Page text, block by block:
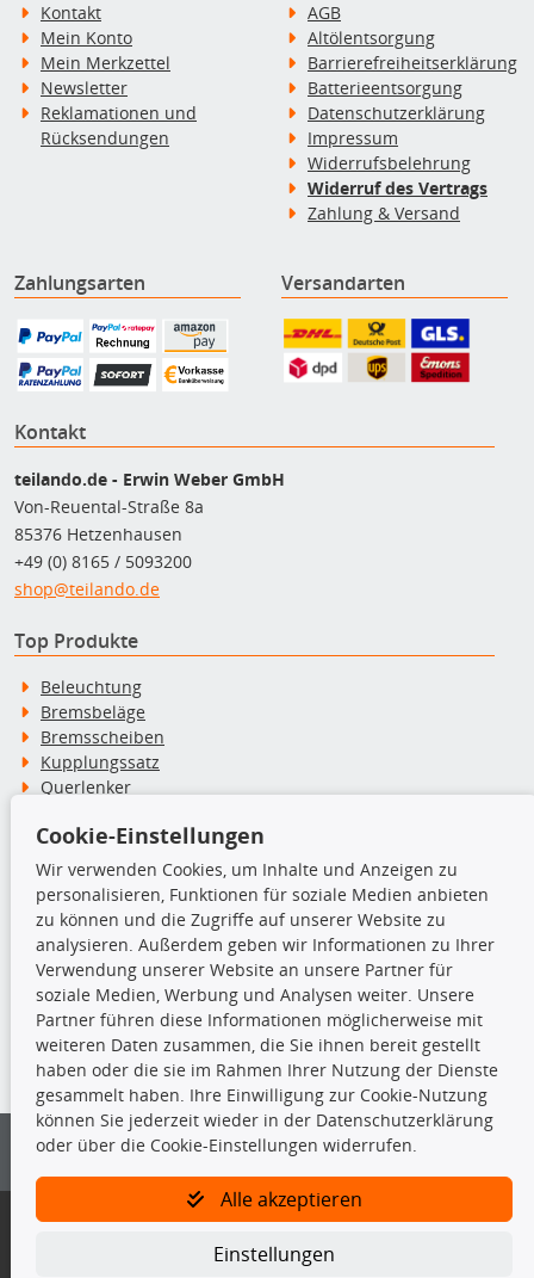
Kontakt
Mein Konto
Mein Merkzettel
Newsletter
Reklamationen und
Rücksendungen
AGB
Altölentsorgung
Barrierefreiheitserklärung
Batterieentsorgung
Datenschutzerklärung
Impressum
Widerrufsbelehrung
Widerruf des Vertrags
Zahlung & Versand
Zahlungsarten Versandarten
Kontakt
teilando.de - Erwin Weber GmbH
Von-Reuental-Straße 8a
85376 Hetzenhausen
+49 (0) 8165 / 5093200
shop@teilando.de
Top Produkte
Beleuchtung
Bremsbeläge
Bremsscheiben
Kupplungssatz
Querlenker
Stoßdämpfer
TecDoc Inside
Die hier angezeigten Daten insbesondere die gesamte Datenbank dürfen
nicht kopiert werden.
Es ist zu unterlassen, die Daten oder die gesamte Datenbank ohne
vorherige Zustimmung von TecDoc zu vervielfältigen, zu verbreiten
und/oder diese Handlungen durch Dritte ausführen zu lassen. Ein
Bitte prüfen Sie, ob das über unseren Onlineshop identifizierte Ersatzteil
Gegebenenfalls sind ergänzende Informationen notwendig, um
Cookie-Einstellungen
Wir verwenden Cookies, um Inhalte und Anzeigen zu
personalisieren, Funktionen für soziale Medien anbieten
zu können und die Zugriffe auf unserer Website zu
analysieren. Außerdem geben wir Informationen zu Ihrer
Verwendung unserer Website an unsere Partner für
soziale Medien, Werbung und Analysen weiter. Unsere
Partner führen diese Informationen möglicherweise mit
weiteren Daten zusammen, die Sie ihnen bereit gestellt
haben oder die sie im Rahmen Ihrer Nutzung der Dienste
gesammelt haben. Ihre Einwilligung zur Cookie-Nutzung
können Sie jederzeit wieder in der Datenschutzerklärung
oder über die Cookie-Einstellungen widerrufen.
Alle akzeptieren
Einstellungen